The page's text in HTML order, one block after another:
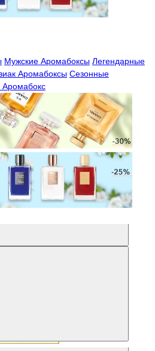
Мужские Аромабоксы Легендарные
Аромабоксы Сезонные
Аромабокс